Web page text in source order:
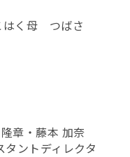
はく母 つばさ
章・藤本 加奈
ントディレクタ